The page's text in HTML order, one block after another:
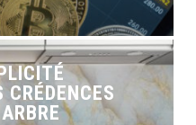
CRÉDENCES